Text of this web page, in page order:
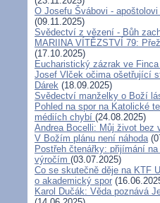
O Josefu Švábovi -
(09.11.2025)
Svědectví z vězení - Bůh
MARIINA VÍTĚZSTVÍ 79:
(17.10.2025)
Eucharistický zázrak ve
Josef Vlček očima ošetřující
Dárek (18.09.2025)
Svědectví manželky o Boží
Pohled na spor na Katolické
médiích chybí (24.08.2025)
Andrea Bocelli: Můj život
V Božím plánu není náhoda
Postřeh čtenářky: přijímání
výročím (03.07.2025)
Co se skutečně děje na KTF
o akademický spor
Karol Dučák: Věda poznává